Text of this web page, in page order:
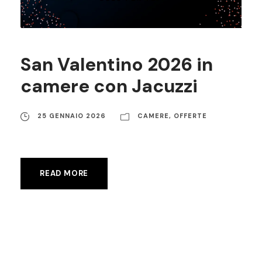
San Valentino 2026 in
camere con Jacuzzi
25 GENNAIO 2026 CAMERE, OFFERTE
READ MORE